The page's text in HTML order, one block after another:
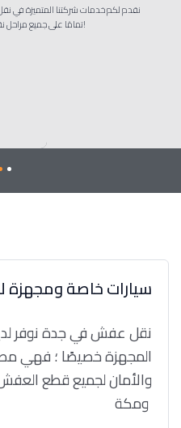
نقدم لكم خدمات شركتنا المتميزة
تمامًا على جميع مراحل نقل العفش - من الفك، والتغليف، وحتى التركيب!
سيارات خاصة
نقل عفش في جدة نوفر
المجهزة خصيصًا ؛ فهي
والأمان لجميع قطع